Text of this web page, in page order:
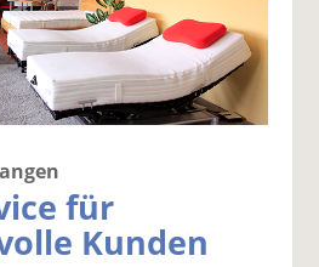
für
Kunden